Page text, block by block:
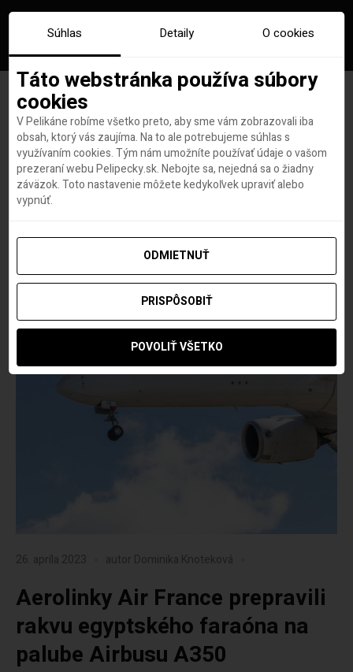
Značka:charles de gaulle
26. apríla 2023 autor Dominika Knoteková
Aerolinky Air France prepravili
rakvu egyptského faraóna na
palube Airbusu A350
Súhlas Detaily O cookies
Táto webstránka používa súbory
cookies
V Pelikáne robíme všetko preto, aby sme vám zobrazovali iba
obsah, ktorý vás zaujíma. Na to ale potrebujeme súhlas s
využívaním cookies. Tým nám umožníte používať údaje o vašom
prezeraní webu Pelipecky.sk. Nebojte sa, nejedná sa o žiadny
záväzok. Toto nastavenie môžete kedykoľvek upraviť alebo
vypnúť.
ODMIETNUŤ
PRISPÔSOBIŤ
POVOLIŤ VŠETKO